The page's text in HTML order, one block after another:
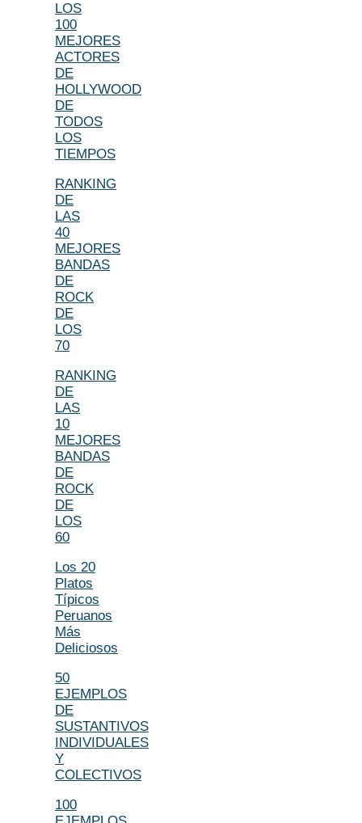
LOS
100
MEJORES
ACTORES
DE
HOLLYWOOD
DE
TODOS
LOS
TIEMPOS
RANKING
DE
LAS
40
MEJORES
BANDAS
DE
ROCK
DE
LOS
70
RANKING
DE
LAS
10
MEJORES
BANDAS
DE
ROCK
DE
LOS
60
Los 20
Platos
Típicos
Peruanos
Más
Deliciosos
50
EJEMPLOS
DE
SUSTANTIVOS
INDIVIDUALES
Y
COLECTIVOS
100